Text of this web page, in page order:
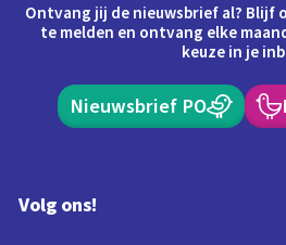
Ontvang jij de nieuwsbrief al? Blijf
te melden en ontvang elke
keuze in je
Nieuwsbrief PO
Volg ons!